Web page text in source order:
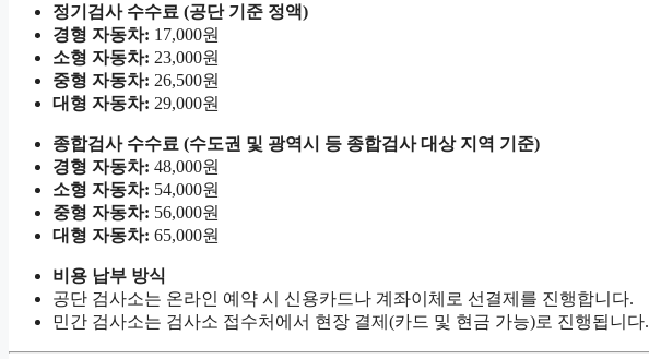
정기검사 수수료 (공단 기준 정액)
경형 자동차: 17,000원
소형 자동차: 23,000원
중형 자동차: 26,500원
대형 자동차: 29,000원
종합검사 수수료 (수도권 및 광역시 등 종합검사 대상 지역 기준)
경형 자동차: 48,000원
소형 자동차: 54,000원
중형 자동차: 56,000원
대형 자동차: 65,000원
비용 납부 방식
공단 검사소는 온라인 예약 시 신용카드나 계좌이체로 선결제를 진행합니다.
민간 검사소는 검사소 접수처에서 현장 결제(카드 및 현금 가능)로 진행됩니다.